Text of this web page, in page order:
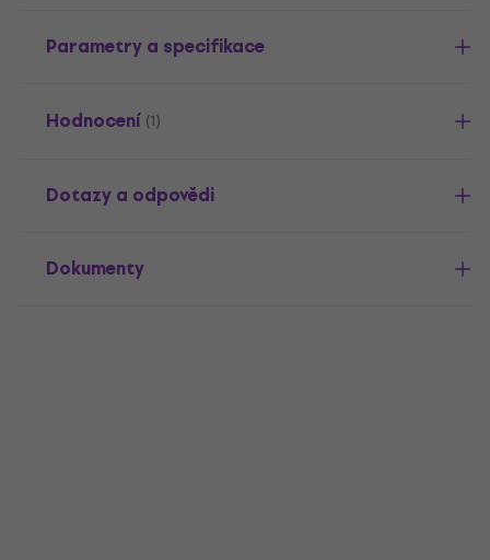
Parametry a specifikace
Hodnocení (1)
Dotazy a odpovědi
Dokumenty